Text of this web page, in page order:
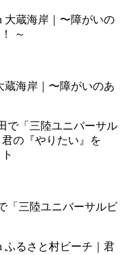
蔵海岸｜〜障がいのあ
「三陸ユニバーサルビ